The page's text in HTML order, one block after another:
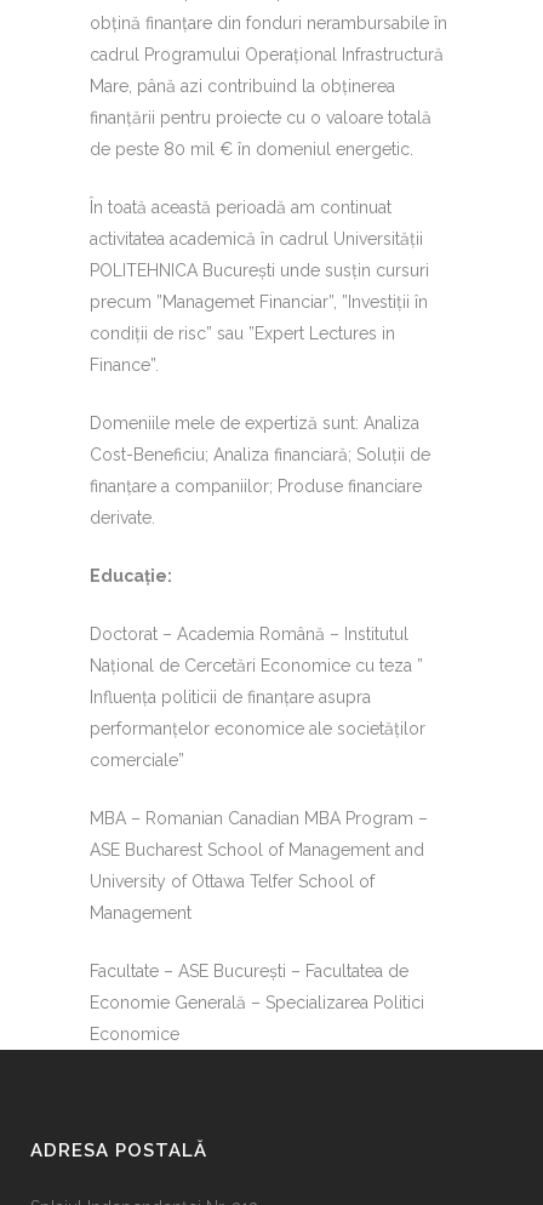
obțină finanțare din fonduri nerambursabile în
cadrul Programului Operațional Infrastructură
Mare, până azi contribuind la obținerea
finanțării pentru proiecte cu o valoare totală
de peste 80 mil € în domeniul energetic.
În toată această perioadă am continuat
activitatea academică în cadrul Universității
POLITEHNICA București unde susțin cursuri
precum ”Managemet Financiar”, ”Investiții în
condiții de risc” sau ”Expert Lectures in
Finance”.
Domeniile mele de expertiză sunt: Analiza
Cost-Beneficiu; Analiza financiară; Soluții de
finanțare a companiilor; Produse financiare
derivate.
Educație:
Doctorat – Academia Română – Institutul
Național de Cercetări Economice cu teza ”
Influența politicii de finanțare asupra
performanțelor economice ale societăților
comerciale”
MBA – Romanian Canadian MBA Program –
ASE Bucharest School of Management and
University of Ottawa Telfer School of
Management
Facultate – ASE București – Facultatea de
Economie Generală – Specializarea Politici
Economice
ADRESA POSTALĂ